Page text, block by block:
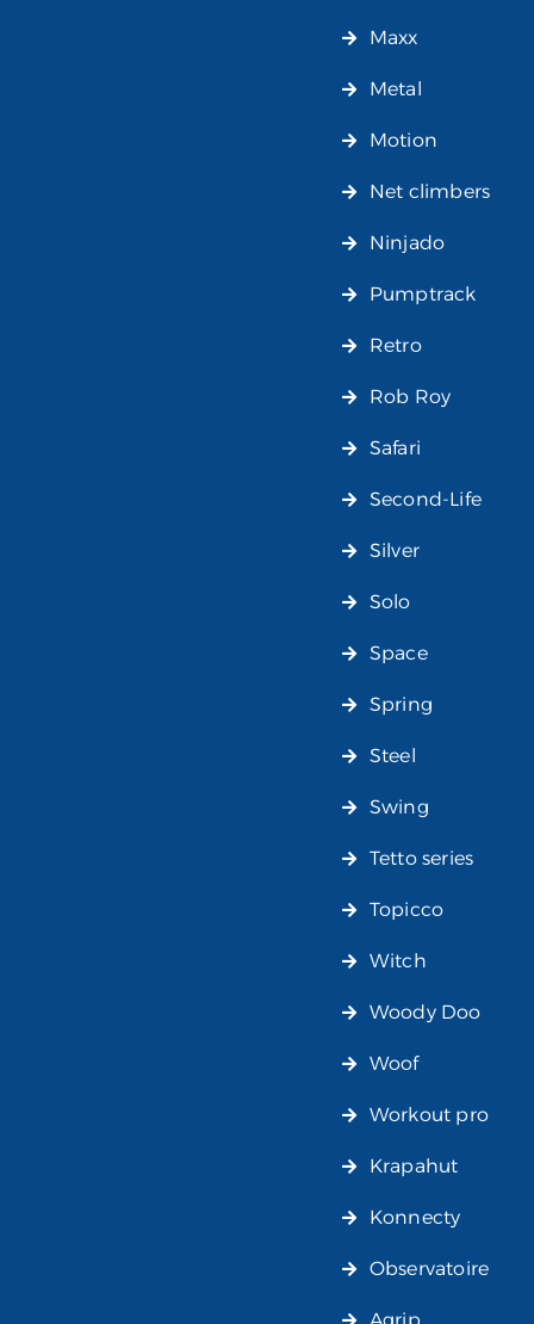
Maxx
Metal
Motion
Net climbers
Ninjado
Pumptrack
Retro
Rob Roy
Safari
Second-Life
Silver
Solo
Space
Spring
Steel
Swing
Tetto series
Topicco
Witch
Woody Doo
Woof
Workout pro
Krapahut
Konnecty
Observatoire